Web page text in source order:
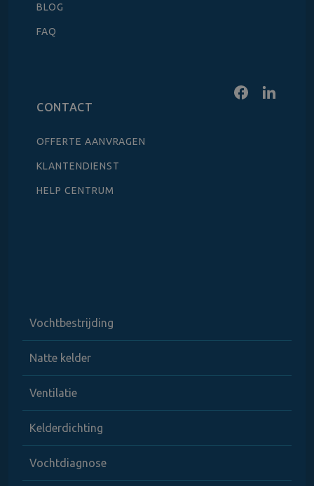
BLOG
FAQ
CONTACT
OFFERTE AANVRAGEN
KLANTENDIENST
HELP CENTRUM
Vochtbestrijding
Natte kelder
Ventilatie
Kelderdichting
Vochtdiagnose